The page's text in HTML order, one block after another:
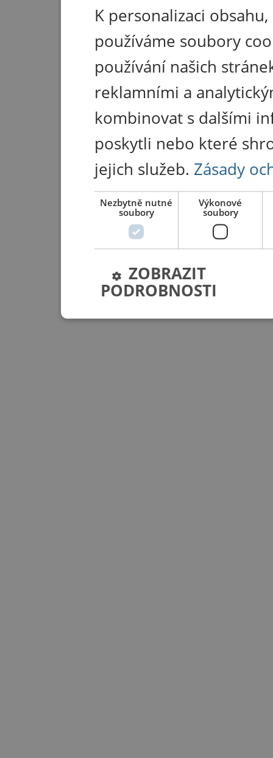
K personalizaci
používáme soubory
používání našich
reklamními a
kombinovat s dalšími
poskytli nebo které
jejich služeb. Zásady
Nezbytně nutné
soubory
Výkonové
soubory
ZOBRAZIT
PODROBNOSTI